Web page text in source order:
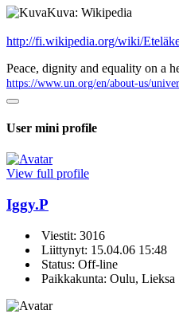
Kuva: Wikipedia
http://fi.wikipedia.org/wiki/
Peace, dignity and equality on a
https://www.un.org/en/about-us/
User mini profile
View full profile
Iggy.P
Viestit: 3016
Liittynyt: 15.04.06 15:48
Status: Off-line
Paikkakunta: Oulu, Lieksa